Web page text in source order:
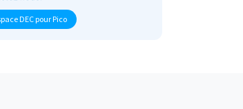
DEC pour Pico